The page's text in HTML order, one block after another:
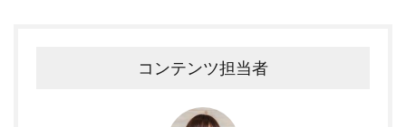
コンテンツ担当者